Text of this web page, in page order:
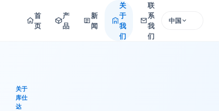
首
页
产
品
新
闻
关
于
我
们
联
系
我
们
中国
关于
库仕
达